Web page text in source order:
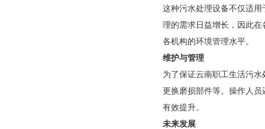
这种污水处理设备不仅适
理的需求日益增长，因此
各机构的环境管理水平。
维护与管理
为了保证云南职工生活污
更换磨损部件等。操作人
有效提升。
未来发展